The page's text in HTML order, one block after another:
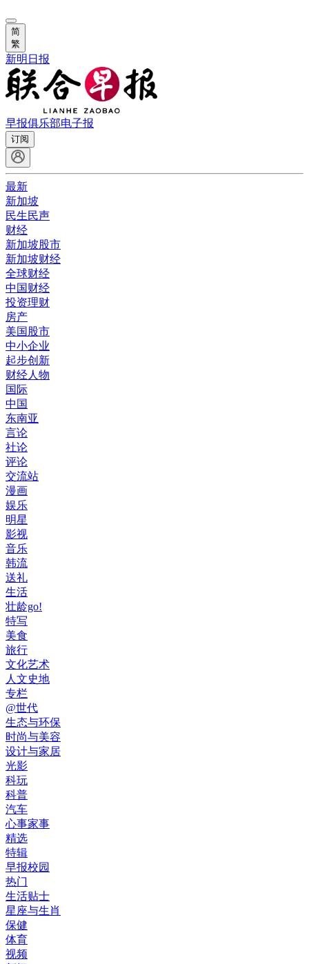
简
繁
新明日报
早报俱乐部电子报
订阅
最新
新加坡
民生民声
财经
新加坡股市
新加坡财经
全球财经
中国财经
投资理财
房产
美国股市
中小企业
起步创新
财经人物
国际
中国
东南亚
言论
社论
评论
交流站
漫画
娱乐
明星
影视
音乐
韩流
送礼
生活
壮龄go!
特写
美食
旅行
文化艺术
人文史地
专栏
@世代
生态与环保
时尚与美容
设计与家居
光影
科玩
科普
汽车
心事家事
精选
特辑
早报校园
热门
生活贴士
星座与生肖
保健
体育
视频